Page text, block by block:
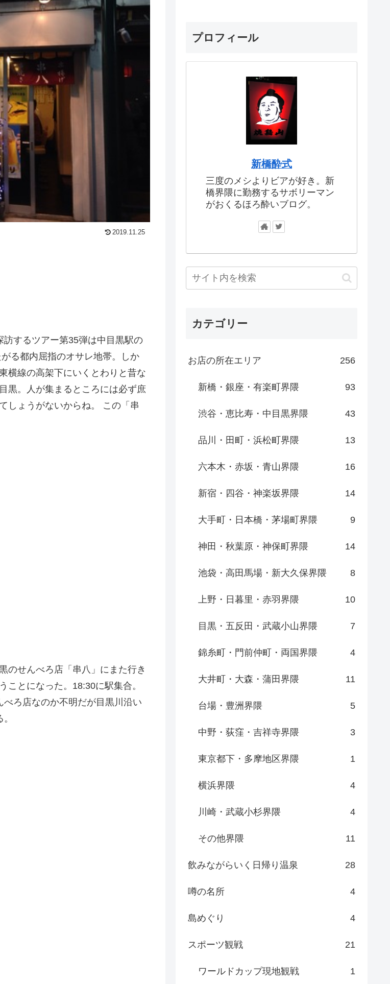
2019.11.25
訪するツアー第35弾は中目黒駅の
る都内屈指のオサレ地帯。しか
横線の高架下にいくとわりと昔な
黒。人が集まるところには必ず庶
しょうがないからね。 この「串
のせんべろ店「串八」にまた行き
ことになった。18:30に駅集合。
べろ店なのか不明だが目黒川沿い
。
プロフィール
新橋酔式
三度のメシよりビアが好き。新
橋界隈に勤務するサボリーマン
がおくるほろ酔いブログ。
カテゴリー
お店の所在エリア 256
新橋・銀座・有楽町界隈 93
渋谷・恵比寿・中目黒界隈 43
品川・田町・浜松町界隈 13
六本木・赤坂・青山界隈 16
新宿・四谷・神楽坂界隈 14
大手町・日本橋・茅場町界隈 9
神田・秋葉原・神保町界隈 14
池袋・高田馬場・新大久保界隈 8
上野・日暮里・赤羽界隈 10
目黒・五反田・武蔵小山界隈 7
錦糸町・門前仲町・両国界隈 4
大井町・大森・蒲田界隈 11
台場・豊洲界隈 5
中野・荻窪・吉祥寺界隈 3
東京都下・多摩地区界隈 1
横浜界隈 4
川崎・武蔵小杉界隈 4
その他界隈 11
飲みながらいく日帰り温泉 28
噂の名所 4
島めぐり 4
スポーツ観戦 21
ワールドカップ現地観戦 1